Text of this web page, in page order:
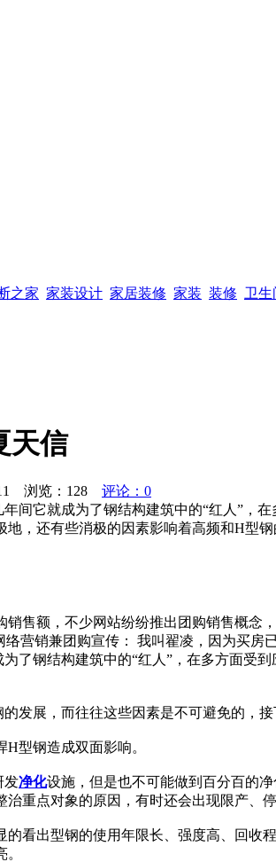
之家 家装设计 家居装修 家装 装修 卫生
天信
浏览： 128
评论：0
间它就成为了钢结构建筑中的“红人”，
，还有些消极的因素影响着高频和H型
售额，不少网站纷纷推出团购销售概
营销兼团购宣传： 我叫翟凌，因为买房
了钢结构建筑中的“红人”，在多方面受
发展，而往往这些因素是不可避免的，接
型钢造成双面影响。
发净化设施，但是也不可能做到百分百的
治重点对象的原因，有时还会出现限产、
的看出型钢的使用年限长、强度高、回收